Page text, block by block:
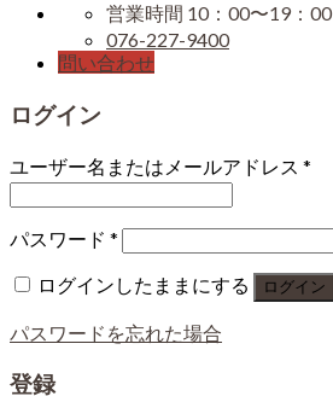
営業時間 10：00〜19：00
076-227-9400
問い合わせ
ログイン
ユーザー名またはメールアドレス *
パスワード *
ログインしたままにする
ログイン
パスワードを忘れた場合
登録